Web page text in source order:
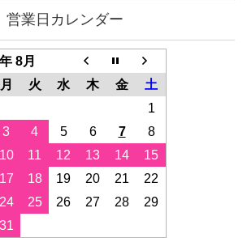
営業日カレンダー
8月
月 火 水 木 金
土
1
3 4 5 6 7
8
10 11 12 13 14
15
17 18 19 20 21
22
24 25 26 27 28
29
31